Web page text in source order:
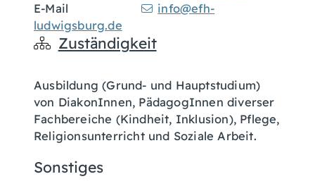
E-Mail
info@efh-
ludwigsburg.de
Zuständigkeit
Ausbildung (Grund- und Hauptstudium)
von DiakonInnen, PädagogInnen diverser
Fachbereiche (Kindheit, Inklusion), Pflege,
Religionsunterricht und Soziale Arbeit.
Sonstiges